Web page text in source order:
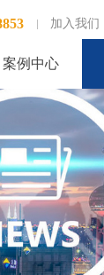
加入我们
案例中心